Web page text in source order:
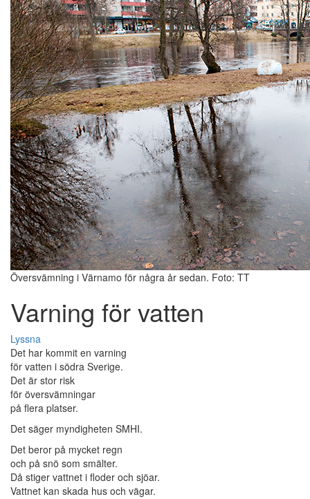
Översvämning i Värnamo för några år sedan. Foto: TT
Varning för vatten
Lyssna
Det har kommit en varning
för vatten i södra Sverige.
Det är stor risk
för översvämningar
på flera platser.
Det säger myndigheten SMHI.
Det beror på mycket regn
och på snö som smälter.
Då stiger vattnet i floder och sjöar.
Vattnet kan skada hus och vägar.